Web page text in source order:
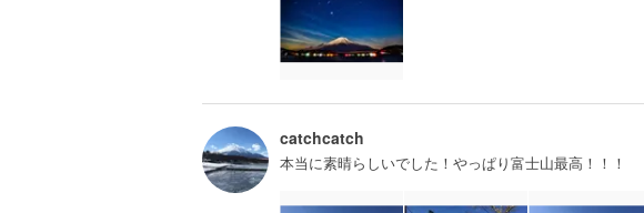
catchcatch
本当に素晴らしいでした！やっぱり富士山最高！！！